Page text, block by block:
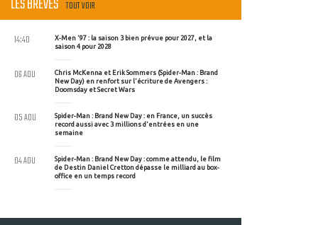
LES BRÈVES TOUT VOIR
X-Men '97 : la saison 3 bien prévue pour 2027, et la
saison 4 pour 2028
14:40
Chris McKenna et Erik Sommers (Spider-Man : Brand
New Day) en renfort sur l'écriture de Avengers :
Doomsday et Secret Wars
06 AOU
Spider-Man : Brand New Day : en France, un succès
record aussi avec 3 millions d'entrées en une
semaine
05 AOU
Spider-Man : Brand New Day : comme attendu, le film
de Destin Daniel Cretton dépasse le milliard au box-
office en un temps record
04 AOU